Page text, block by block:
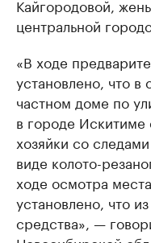
Кайгородовой,
центральной
«В ходе
установлено, что
частном доме по
в городе
хозяйки со
виде колото-
ходе осмотра
установлено, что
средства», —